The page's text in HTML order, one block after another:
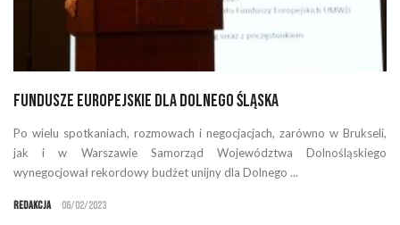
Fundusze Europejskie dla Dolnego Śląska
Po wielu spotkaniach, rozmowach i negocjacjach, zarówno w Brukseli,
jak i w Warszawie Samorząd Województwa Dolnośląskiego
wynegocjował rekordowy budżet unijny dla Dolnego ...
Redakcja 06/02/2023